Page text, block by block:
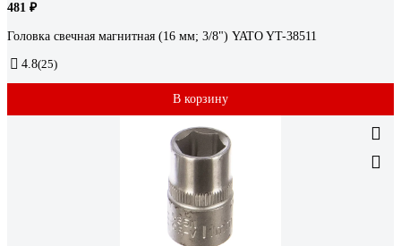
481 ₽
Головка свечная магнитная (16 мм; 3/8") YATO YT-38511
4.8(25)
В корзину